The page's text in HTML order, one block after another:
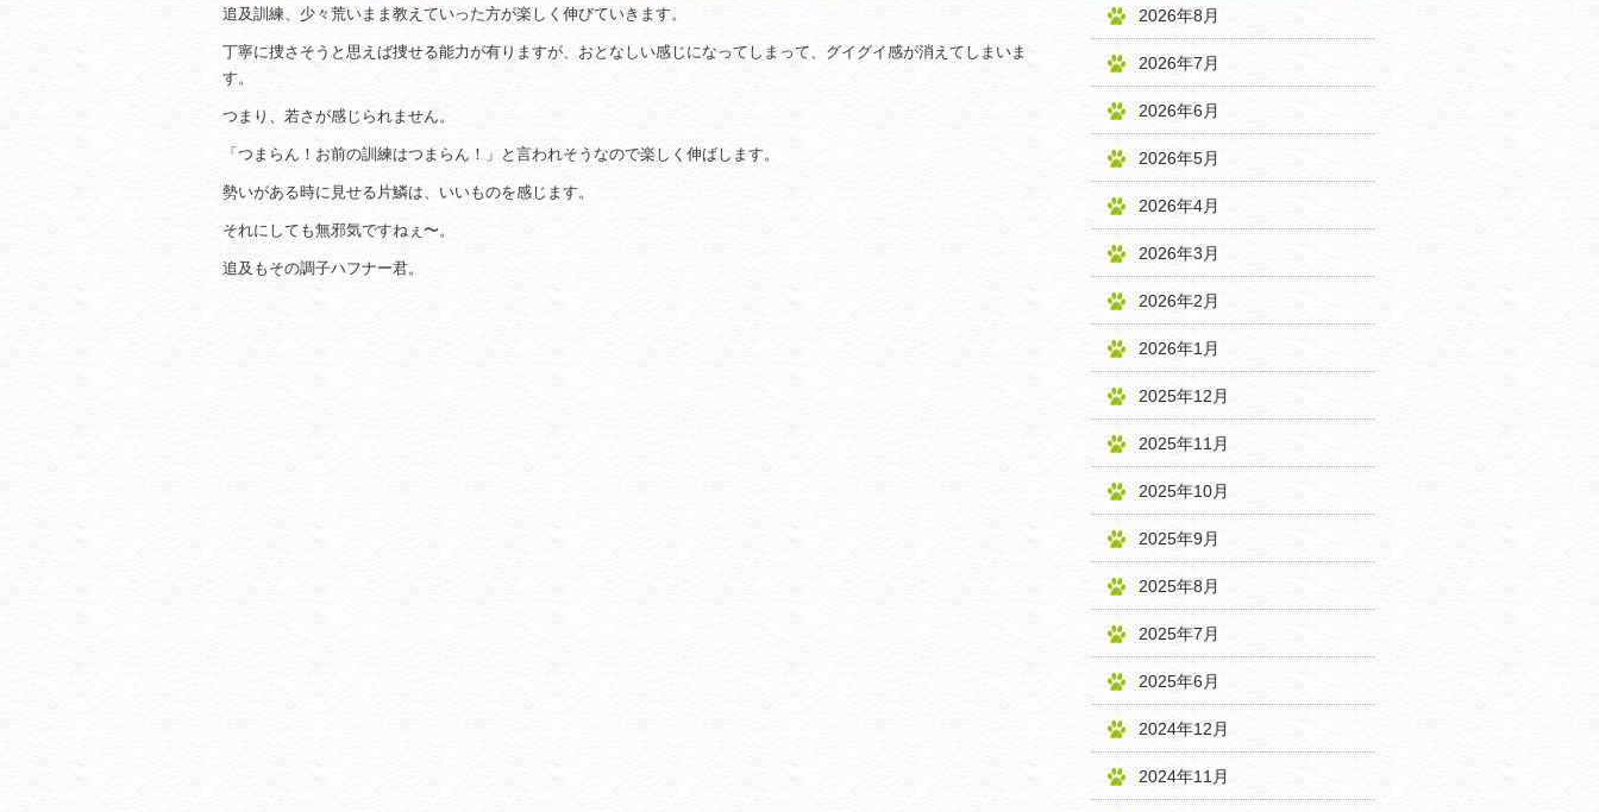
追及訓練、少々荒いまま教えていった方が楽しく伸びていきます。
丁寧に捜さそうと思えば捜せる能力が有りますが、おとなしい感じになってしまって、グイグイ感が消えてしまいま
す。
つまり、若さが感じられません。
「つまらん！お前の訓練はつまらん！」と言われそうなので楽しく伸ばします。
勢いがある時に見せる片鱗は、いいものを感じます。
それにしても無邪気ですねぇ〜。
追及もその調子ハフナー君。
2026年8月
2026年7月
2026年6月
2026年5月
2026年4月
2026年3月
2026年2月
2026年1月
2025年12月
2025年11月
2025年10月
2025年9月
2025年8月
2025年7月
2025年6月
2024年12月
2024年11月